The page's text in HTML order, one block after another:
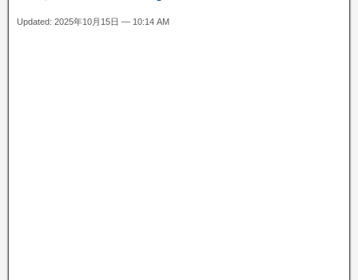
Updated: 2025年10月15日 — 10:14 AM